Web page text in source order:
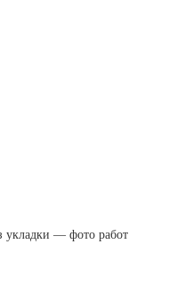
укладки — фото работ